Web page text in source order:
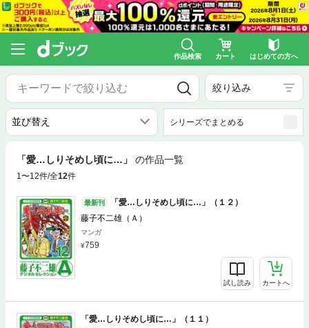
作品検索 カート はじめての方へ
絞り込み
シリーズでまとめる
「愛…しりそめし頃に…」 の作品一覧
1〜12件/全12件
最新刊
「愛…しりそめし頃に…」（１２）
藤子不二雄（Ａ）
マンガ
759
試し読み カートへ
「愛…しりそめし頃に…」（１１）